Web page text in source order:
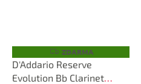
Z
D
A
R
ZDARMA
D'Addario Reserve
Evolution Bb Clarinet